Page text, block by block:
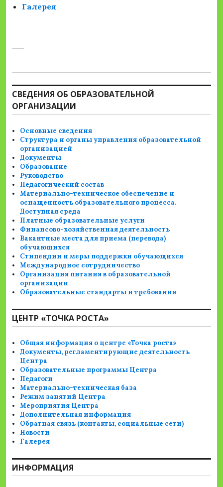
Галерея
СВЕДЕНИЯ ОБ ОБРАЗОВАТЕЛЬНОЙ
ОРГАНИЗАЦИИ
Основные сведения
Структура и органы управления образовательной
организацией
Документы
Образование
Руководство
Педагогический состав
Материально-техническое обеспечение и
оснащенность образовательного процесса.
Доступная среда
Платные образовательные услуги
Финансово-хозяйственная деятельность
Вакантные места для приема (перевода)
обучающихся
Стипендии и меры поддержки обучающихся
Международное сотрудничество
Организация питания в образовательной
организации
Образовательные стандарты и требования
ЦЕНТР «ТОЧКА РОСТА»
Общая информация о центре «Точка роста»
Документы, регламентирующие деятельность
Центра
Образовательные программы Центра
Педагоги
Материально-техническая база
Режим занятий Центра
Мероприятия Центра
Дополнительная информация
Обратная связь (контакты, социальные сети)
Новости
Галерея
ИНФОРМАЦИЯ